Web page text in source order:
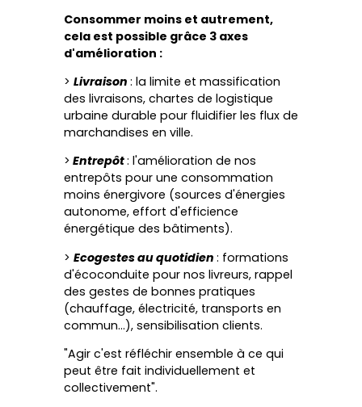
Consommer moins et autrement,
cela est possible grâce 3 axes
d'amélioration :
> Livraison : la limite et massification
des livraisons, chartes de logistique
urbaine durable pour fluidifier les flux de
marchandises en ville.
> Entrepôt: l'amélioration de nos
entrepôts pour une consommation
moins énergivore (sources d'énergies
autonome, effort d'efficience
énergétique des bâtiments).
> Ecogestes au quotidien : formations
d'écoconduite pour nos livreurs, rappel
des gestes de bonnes pratiques
(chauffage, électricité, transports en
commun...), sensibilisation clients.
"Agir c'est réfléchir ensemble à ce qui
peut être fait individuellement et
collectivement".